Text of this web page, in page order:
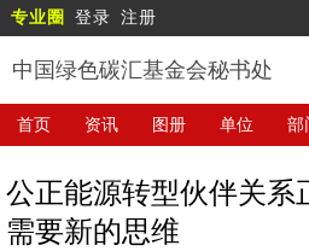
专业圈 登录 注册
中国绿色碳汇基金会秘书处
首页 资讯 图册 单位 部
公正能源转型伙伴关
需要新的思维